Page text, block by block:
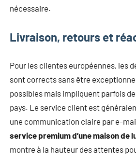
nécessaire.
Livraison, retours et
Pour les clientes européennes, les
sont corrects sans être
possibles mais impliquent parfois
pays. Le service client est
une communication claire par e-
service premium d’une maison de
montre à la hauteur des attentes